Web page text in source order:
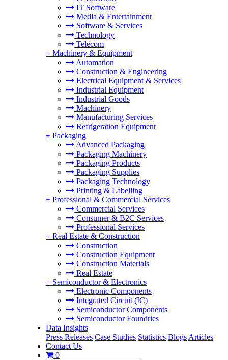
IT Software
Media & Entertainment
Software & Services
Technology
Telecom
+ Machinery & Equipment
Automation
Construction & Engineering
Electrical Equipment & Services
Industrial Equipment
Industrial Goods
Machinery
Manufacturing Services
Refrigeration Equipment
+ Packaging
Advanced Packaging
Packaging Machinery
Packaging Products
Packaging Supplies
Packaging Technology
Printing & Labelling
+ Professional & Commercial Services
Commercial Services
Consumer & B2C Services
Professional Services
+ Real Estate & Construction
Construction
Construction Equipment
Construction Materials
Real Estate
+ Semiconductor & Electronics
Electronic Components
Integrated Circuit (IC)
Semiconductor Components
Semiconductor Foundries
Data Insights
Press Releases Case Studies Statistics Blogs Articles
Contact Us
0